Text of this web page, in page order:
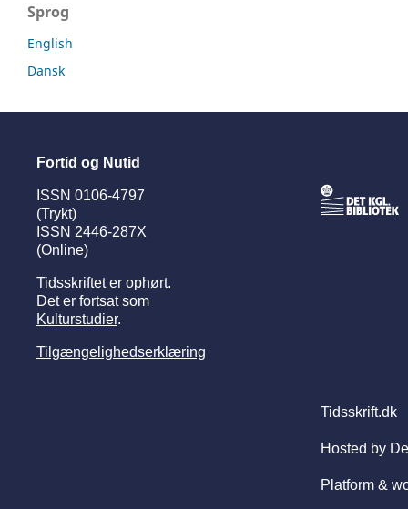
Sprog
English
Dansk
Fortid og Nutid
ISSN 0106-4797
(Trykt)
ISSN 2446-287X
(Online)
Tidsskriftet er ophørt.
Det er fortsat som
Kulturstudier.
Tilgængelighedserklæring